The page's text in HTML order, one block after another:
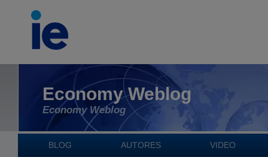
Economy Weblog
Economy Weblog
BLOG AUTORES VIDEO